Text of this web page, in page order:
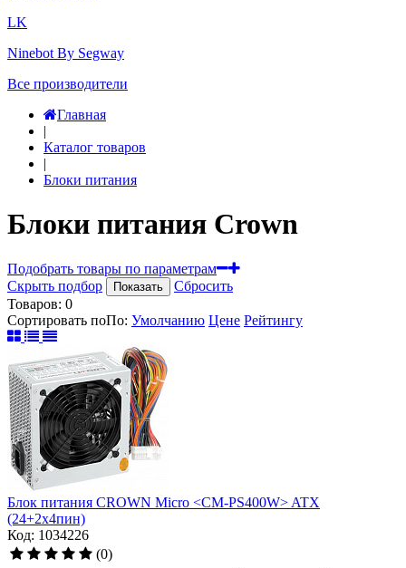
LK
Ninebot By Segway
Все производители
Главная
|
Каталог товаров
|
Блоки питания
Блоки питания Crown
Подобрать товары по параметрам
Скрыть подбор
Показать
Сбросить
Товаров: 0
Сортировать поПо: Умолчанию Цене Рейтингу
Блок питания CROWN Micro <CM-PS400W> ATX
(24+2x4пин)
Код: 1034226
(0)